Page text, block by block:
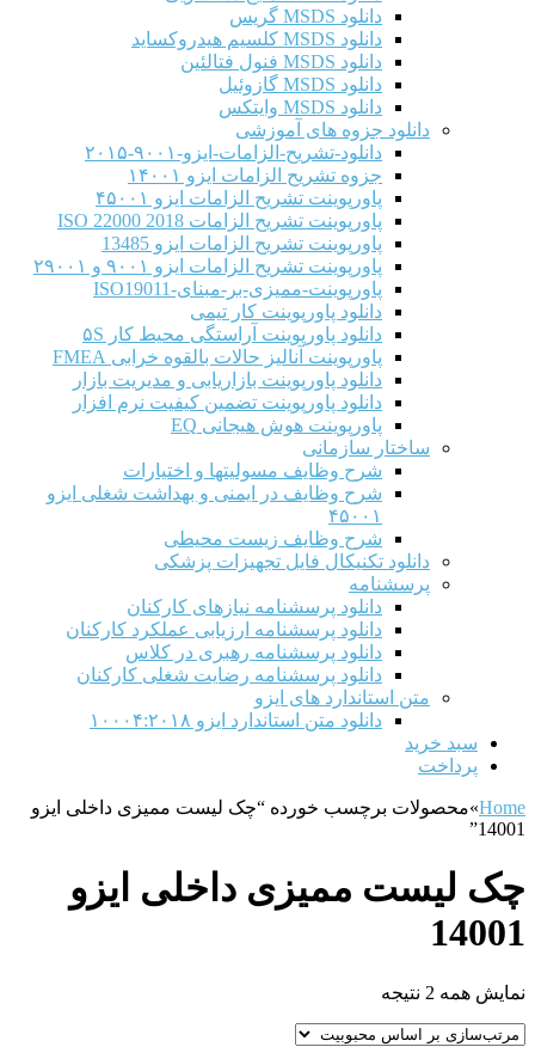
دانلود MSDS گریس
دانلود MSDS کلسیم هیدروکساید
دانلود MSDS فنول فتالئین
دانلود MSDS گازوئیل
دانلود MSDS وایتکس
دانلود جزوه های آموزشی
دانلود-تشریح-الزامات-ایزو-۹۰۰۱-۲۰۱۵
جزوه تشریح الزامات ایزو ۱۴۰۰۱
پاورپوینت تشریح الزامات ایزو ۴۵۰۰۱
پاورپوینت تشریح الزامات ISO 22000 2018
پاورپوینت تشریح الزامات ایزو 13485
پاورپوینت تشریح الزامات ایزو ۹۰۰۱ و ۲۹۰۰۱
پاورپوینت-ممیزی-بر-مبنای-ISO19011
دانلود پاورپوینت کار تیمی
دانلود پاورپوینت آراستگی محیط کار ۵S
پاورپوینت آنالیز حالات بالقوه خرابی FMEA
دانلود پاورپوینت بازاریابی و مدیریت بازار
دانلود پاورپوینت تضمین کیفیت نرم افزار
پاورپوینت هوش هیجانی EQ
ساختار سازمانی
شرح وظايف مسوليتها و اختيارات
شرح وظایف در ایمنی و بهداشت شغلی ایزو
۴۵۰۰۱
شرح وظایف زیست محیطی
دانلود تکنیکال فایل تجهیزات پزشکی
پرسشنامه
دانلود پرسشنامه نیازهای کارکنان
دانلود پرسشنامه ارزیابی عملکرد کارکنان
دانلود پرسشنامه رهبری در کلاس
دانلود پرسشنامه رضایت شغلی کارکنان
متن استاندارد های ایزو
دانلود متن استاندارد ایزو ۱۰۰۰۴:۲۰۱۸
سبد خرید
پرداخت
Home
»محصولات برچسب خورده “چک لیست ممیزی داخلی ایزو
14001”
چک لیست ممیزی داخلی ایزو
14001
نمایش همه 2 نتیجه
اساس